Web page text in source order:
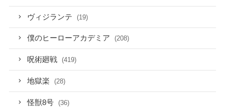
ヴィジランテ (19)
僕のヒーローアカデミア (208)
呪術廻戦 (419)
地獄楽 (28)
怪獣8号 (36)